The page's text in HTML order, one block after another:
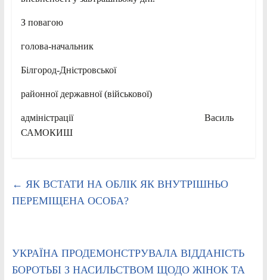
З повагою
голова-начальник
Білгород-Дністровської
районної державної (військової)
адміністрації Василь
САМОКИШ
← ЯК ВСТАТИ НА ОБЛІК ЯК ВНУТРІШНЬО
ПЕРЕМІЩЕНА ОСОБА?
УКРАЇНА ПРОДЕМОНСТРУВАЛА ВІДДАНІСТЬ
БОРОТЬБІ З НАСИЛЬСТВОМ ЩОДО ЖІНОК ТА